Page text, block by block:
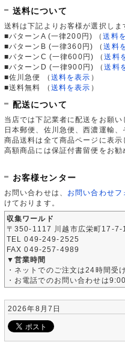
送料について
送料は下記よりお客様が選択しま
■パターンA (一律200円)
（送料
■パターンB (一律360円)
（送料
■パターンC (一律600円)
（送料
■パターンD (一律900円)
（送料
■佐川急便
（ 送料を表示 ）
■送料無料
（ 送料を表示 ）
配送について
当店では下記業者に配送をお願い
日本郵便、佐川急便、西濃運輸
商品送料は全て商品ページに表示
高額商品には保証付書留便をお勧
お客様センター
お問い合わせは、 お問い合わせフ
けております。
収集ワールド
〒350-1117 川越市広栄町17-7-
TEL 049-249-2525
FAX 049-257-4989
▼営業時間
・ネットでのご注文は24時間受
・お電話でのお問い合わせは
2026年8月7日